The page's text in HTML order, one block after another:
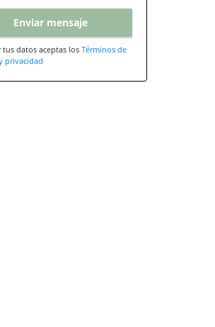
Enviar mensaje
tus datos aceptas losTérminos de
privacidad